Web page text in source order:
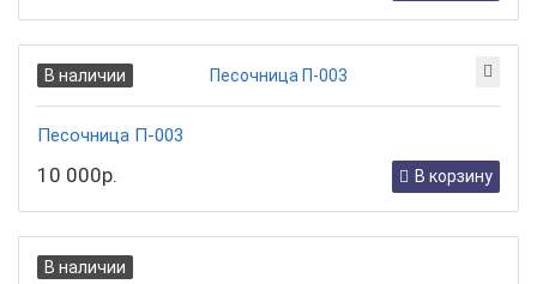
В наличии
Песочница П-003
10 000р. В корзину
В наличии